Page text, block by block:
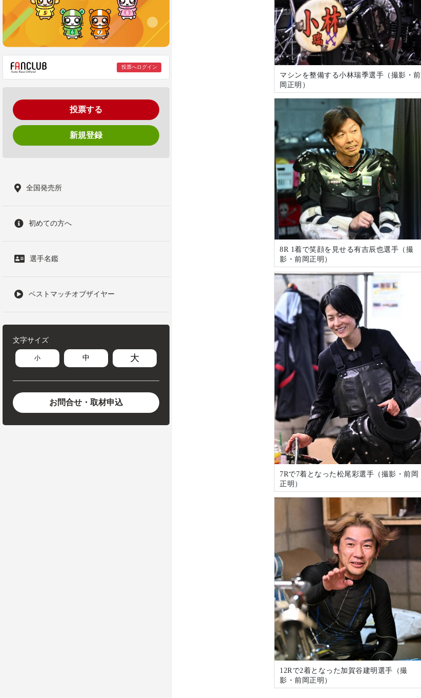
投票へログイン
投票する
新規登録
全国発売所
初めての方へ
選手名鑑
ベストマッチオブザイヤー
文字サイズ
小 中 大
お問合せ・取材申込
マシンを整備する小林瑞季選手（撮影・前
岡正明）
8R 1着で笑顔を見せる有吉辰也選手（撮
影・前岡正明）
7Rで7着となった松尾彩選手（撮影・前岡
正明）
12Rで2着となった加賀谷建明選手（撮
影・前岡正明）